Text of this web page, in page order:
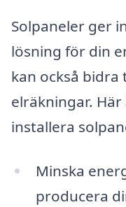
Solpaneler ger
lösning för din
kan också bidra
elräkningar.
installera
Minska
producera